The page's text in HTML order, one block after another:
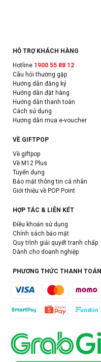
HỖ TRỢ KHÁCH HÀNG
Hotline 1900 55 88 12
Câu hỏi thường gặp
Hướng dẫn đăng ký
Hướng dẫn đặt hàng
Hướng dẫn thanh toán
Cách sử dụng
Hướng dẫn mua e-voucher
VỀ GIFTPOP
Về giftpop
Về M12 Plus
Tuyển dụng
Bảo mật thông tin cá nhân
Giới thiệu về POP Point
HỢP TÁC & LIÊN KẾT
Điều khoản sử dụng
Chính sách bảo mật
Quy trình giải quyết tranh chấp
Dành cho doanh nghiệp
PHƯƠNG THỨC THANH TOÁN